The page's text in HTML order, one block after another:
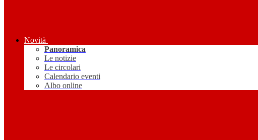
Novità
Panoramica
Le notizie
Le circolari
Calendario eventi
Albo online